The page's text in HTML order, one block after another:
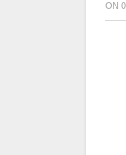
ON